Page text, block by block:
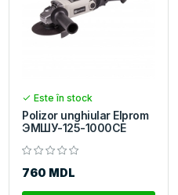
Este în stock
Polizor unghiular Elprom
ЭМШУ-125-1000CE
760 MDL